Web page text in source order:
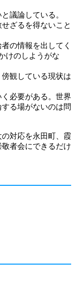
議論している。
ざるを得ないこと
の情報を出してく
けのしようがな
観している現状は
必要がある。世界
る場がないのは問
対応を永田町、霞
者会にできるだけ